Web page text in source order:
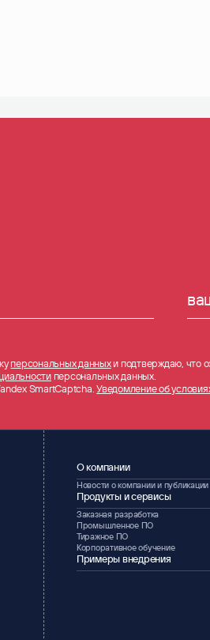
персональных данныхи подтверждаю, что
персональных данных.
SmartCaptcha.Уведомление об
О компании
Новости о компании и публикации
Продукты и сервисы
Заказная разработка
Промышленное ПО
Тиражное ПО
Корпоративное обучение
Примеры внедрения